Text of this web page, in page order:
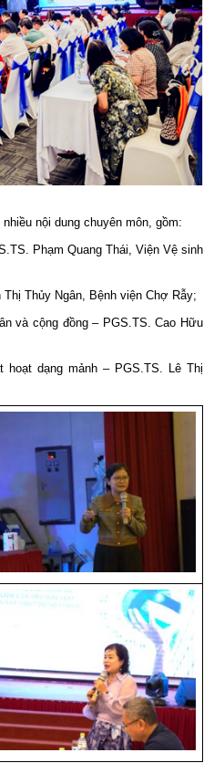
nội dung chuyên môn, gồm:
Phạm Quang Thái, Viện Vệ sinh
Thủy Ngân, Bệnh viện Chợ Rẫy;
và cộng đồng – PGS.TS. Cao Hữu
dạng mảnh – PGS.TS. Lê Thị